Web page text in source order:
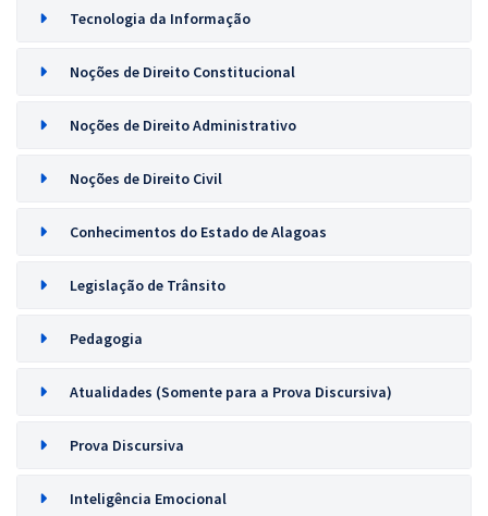
Tecnologia da Informação
Noções de Direito Constitucional
Noções de Direito Administrativo
Noções de Direito Civil
Conhecimentos do Estado de Alagoas
Legislação de Trânsito
Pedagogia
Atualidades (Somente para a Prova Discursiva)
Prova Discursiva
Inteligência Emocional